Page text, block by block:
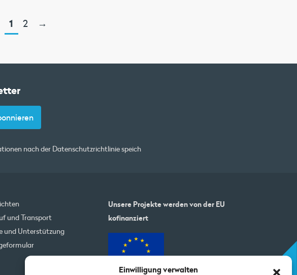
Einwilligung verwalten
1 2 →
nach der Datenschutzrichtliniespeich
und Transport
und Unterstützung
Unsere Projekte werden von der EU
kofinanziert